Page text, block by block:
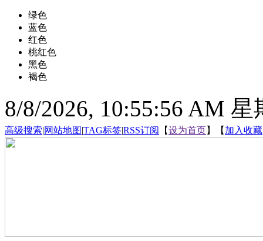
绿色
蓝色
红色
桃红色
黑色
褐色
8/8/2026, 10:55:57 AM 星
高级搜索|网站地图|TAG标签|RSS订阅 【设为首页】【 加入收藏